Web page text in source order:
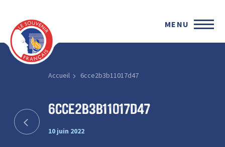
MENU
Accueil 6cce2b3b11017d47
6cce2b3b11017d47
10 juin 2022